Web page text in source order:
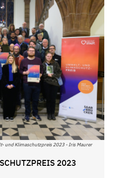
und Klimaschutzpreis 2023 - Iris Maurer
2023